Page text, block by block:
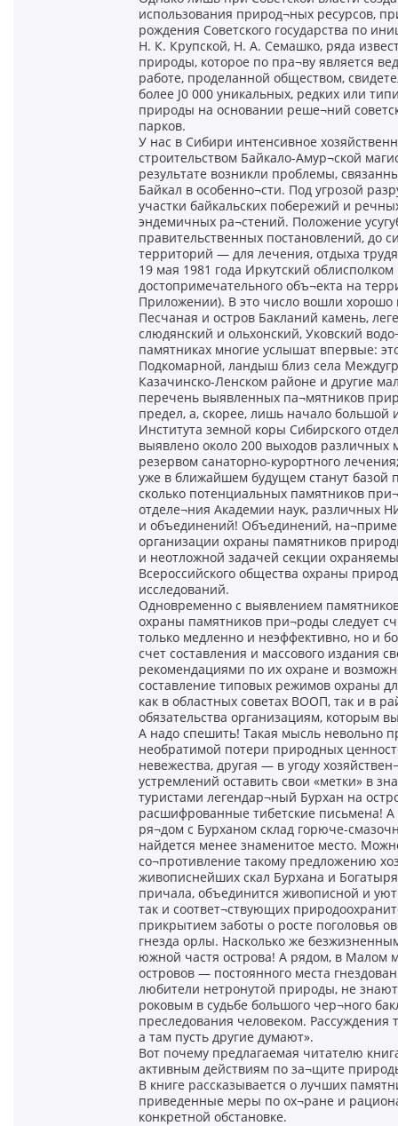
использования природ¬ных ресурсов,
рождения Советского государства по
Н. К. Крупской, Н. А. Семашко, ряда
природы, которое по пра¬ву является
работе, проделанной обществом,
более J0 000 уникальных, редких или
природы на основании реше¬ний
парков.
У нас в Сибири интенсивное
строительством Байкало-Амур¬ской
результате возникли проблемы,
Байкал в особенно¬сти. Под угрозой
участки байкальских побережий и
эндемичных ра¬стений. Положение
правительственных постановлений, до
территорий — для лечения, отдыха
19 мая 1981 года Иркутский
достопримечательного объ¬екта на
Приложении). В это число вошли
Песчаная и остров Бакланий камень,
слюдянский и ольхонский, Уковский
памятниках многие услышат впервые:
Подкомарной, ландыш близ села
Казачинско-Ленском районе и другие
перечень выявленных па¬мятников
предел, а, скорее, лишь начало большой
Института земной коры Сибирского
выявлено около 200 выходов
резервом санаторно-курортного
уже в ближайшем будущем станут базой
сколько потенциальных памятников
отделе¬ния Академии наук, различных
и объединений! Объединений,
организации охраны памятников
и неотложной задачей секции
Всероссийского общества охраны
исследований.
Одновременно с выявлением
охраны памятников при¬роды следует
только медленно и неэффективно, но и
счет составления и массового издания
рекомендациями по их охране и
составление типовых режимов охраны
как в областных советах ВООП, так и в
обязательства организациям, которым
А надо спешить! Такая мысль невольно
необратимой потери природных
невежества, другая — в угоду
устремлений оставить свои «метки» в
туристами легендар¬ный Бурхан на
расшифрованные тибетские письмена!
ря¬дом с Бурханом склад горюче-
найдется менее знаменитое место.
со¬противление такому предложению
живописнейших скал Бурхана и
причала, объединится живописной и
так и соответ¬ствующих
прикрытием заботы о росте поголовья
гнезда орлы. Насколько же
южной частя острова! А рядом, в Малом
островов — постоянного места
любители нетронутой природы, не
роковым в судьбе большого чер¬ного
преследования человеком. Рассуждения
а там пусть другие думают».
Вот почему предлагаемая читателю
активным действиям по за¬щите
В книге рассказывается о лучших
приведенные меры по ох¬ране и
конкретной обстановке.